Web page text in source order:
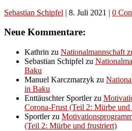
Sebastian Schipfel | 8. Juli 2021 | 0
Neue Kommentare:
Kathrin zu Nationalmannschaft
Sebastian Schipfel zu
Baku
Manuel Karczmarzyk zu
in Baku
Enttäuschter Sportlerzu
Corona-Frust (Teil 2: Mürbe und
Sportlerzu
(Teil 2: Mürbe und frustriert)